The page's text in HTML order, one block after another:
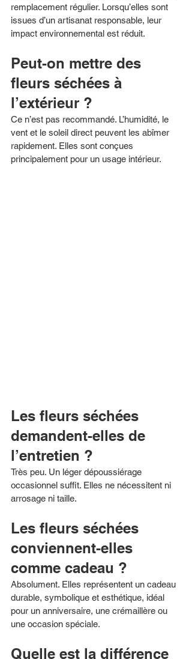
remplacement régulier. Lorsqu’elles sont
issues d’un artisanat responsable, leur
impact environnemental est réduit.
Peut-on mettre des
fleurs séchées à
l’extérieur ?
Ce n’est pas recommandé. L’humidité, le
vent et le soleil direct peuvent les abîmer
rapidement. Elles sont conçues
principalement pour un usage intérieur.
Les fleurs séchées
demandent-elles de
l’entretien ?
Très peu. Un léger dépoussiérage
occasionnel suffit. Elles ne nécessitent ni
arrosage ni taille.
Les fleurs séchées
conviennent-elles
comme cadeau ?
Absolument. Elles représentent un cadeau
durable, symbolique et esthétique, idéal
pour un anniversaire, une crémaillère ou
une occasion spéciale.
Quelle est la différence